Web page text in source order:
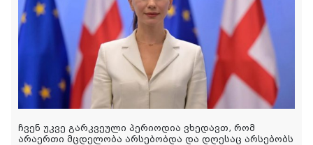
ჩვენ უკვე გარკვეული პერიოდია ვხედავთ, რომ
არაერთი მცდელობა არსებობდა და დღესაც არსებობს